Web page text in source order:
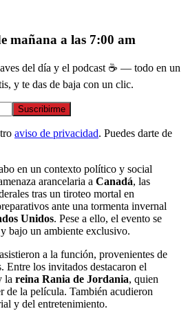
mañana a las 7:00 am
del día y el podcast ☕ — todo en un
y te das de baja con un clic.
Suscribirme
aviso de privacidad. Puedes darte de
en un contexto político y social
arancelaria a Canadá, las
tras un tiroteo mortal en
ante una tormenta invernal
Unidos. Pese a ello, el evento se
bajo un ambiente exclusivo.
a la función, provenientes de
Entre los invitados destacaron el
la reina Rania de Jordania, quien
de la película. También acudieron
y del entretenimiento.